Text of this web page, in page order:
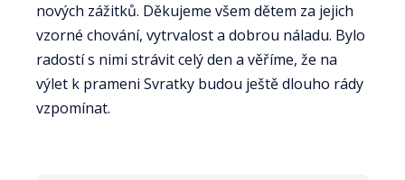
nových zážitků. Děkujeme všem dětem za jejich
vzorné chování, vytrvalost a dobrou náladu. Bylo
radostí s nimi strávit celý den a věříme, že na
výlet k prameni Svratky budou ještě dlouho rády
vzpomínat.